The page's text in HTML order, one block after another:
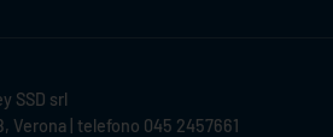
SSD srl
Verona | telefono 045 2457661